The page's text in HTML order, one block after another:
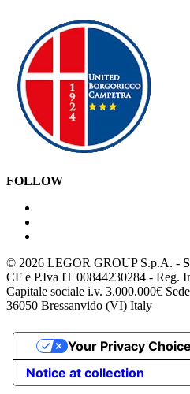
FOLLOW
© 2026 LEGOR GROUP S.p.A. -
CF e P.Iva IT 00844230284 - Reg.
Capitale sociale i.v. 3.000.000€
36050 Bressanvido (VI) Italy
Notice at collection
Your Privacy